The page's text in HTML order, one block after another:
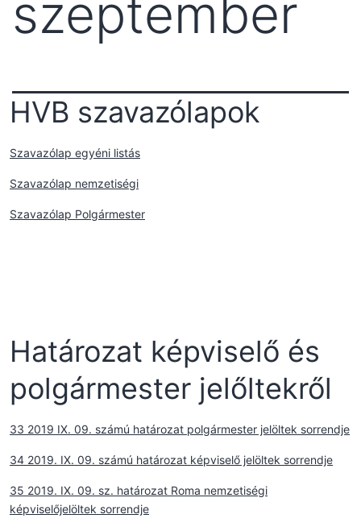
szeptember
HVB szavazólapok
Szavazólap egyéni listás
Szavazólap nemzetiségi
Szavazólap Polgármester
Határozat képviselő és
polgármester jelőltekről
33 2019 IX. 09. számú határozat polgármester jelöltek sorrendje
34 2019. IX. 09. számú határozat képviselő jelöltek sorrendje
35 2019. IX. 09. sz. határozat Roma nemzetiségi
képviselőjelöltek sorrendje